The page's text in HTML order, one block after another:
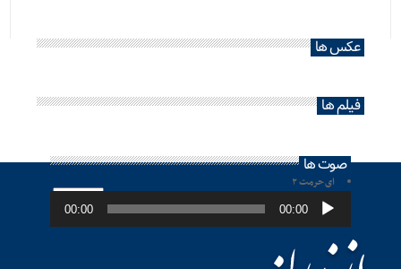
عکس ها
فیلم ها
صوت ها
ای حرمت ۲
پخش‌کننده
صوت 00:00
00:00